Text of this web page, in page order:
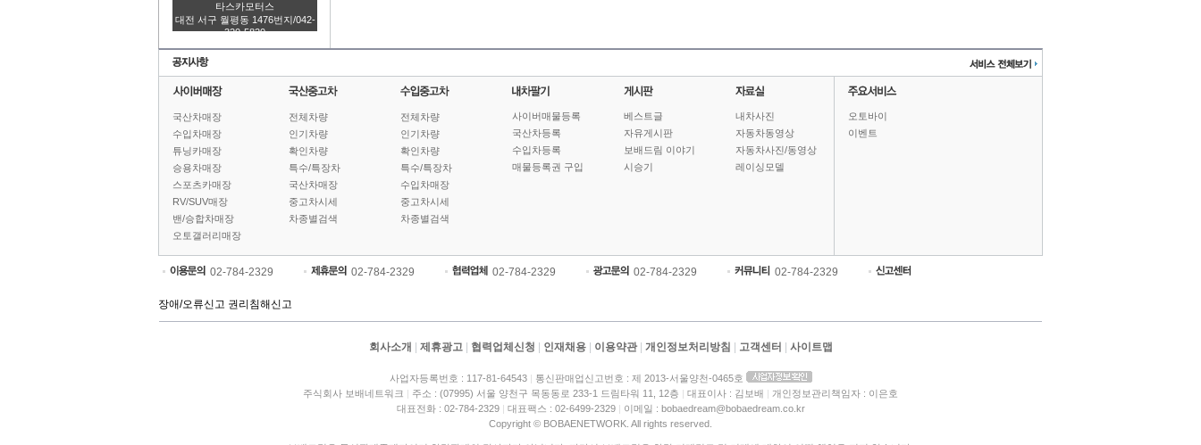
타스카모터스
대전 서구 월평동 1476번지/042-
320-5820
국산차매장
수입차매장
튜닝카매장
승용차매장
스포츠카매장
RV/SUV매장
밴/승합차매장
오토갤러리매장
전체차량
인기차량
확인차량
특수/특장차
국산차매장
중고차시세
차종별검색
전체차량
인기차량
확인차량
특수/특장차
수입차매장
중고차시세
차종별검색
사이버매물등록
국산차등록
수입차등록
매물등록권 구입
베스트글
자유게시판
보배드림 이야기
시승기
내차사진
자동차동영상
자동차사진/동영상
레이싱모델
오토바이
이벤트
02-784-2329 02-784-2329 02-784-2329 02-784-2329 02-784-2329
장애/오류신고 권리침해신고
회사소개 제휴광고 협력업체신청 인재채용 이용약관 개인정보처리방침 고객센터 사이트맵
사업자등록번호 : 117-81-64543 | 통신판매업신고번호 : 제 2013-서울양천-0465호
주식회사 보배네트워크 | 주소 : (07995) 서울 양천구 목동동로 233-1 드림타워 11, 12층 | 대표이사 : 김보배 | 개인정보관리책임자 : 이은호
대표전화 : 02-784-2329 | 대표팩스 : 02-6499-2329 | 이메일 : bobaedream@bobaedream.co.kr
Copyright © BOBAENETWORK. All rights reserved.